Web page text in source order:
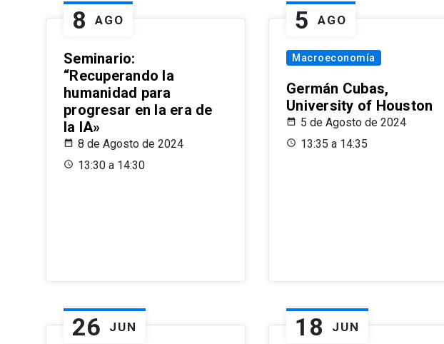
8 AGO
Seminario:
“Recuperando la
humanidad para
progresar en la era de
la IA»
8 de Agosto de 2024
13:30 a 14:30
5 AGO
Macroeconomía
Germán Cubas,
University of Houston
5 de Agosto de 2024
13:35 a 14:35
26 JUN 18 JUN